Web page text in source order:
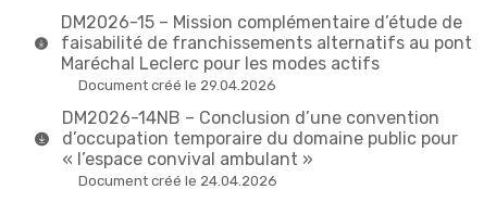
DM2026-15 – Mission complémentaire d’étude de
faisabilité de franchissements alternatifs au pont
Maréchal Leclerc pour les modes actifs
Document créé le 29.04.2026
DM2026-14NB – Conclusion d’une convention
d’occupation temporaire du domaine public pour
« l’espace convival ambulant »
Document créé le 24.04.2026